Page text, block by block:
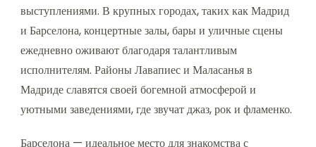
выступлениями. В крупных городах, таких как Мадрид
и Барселона, концертные залы, бары и уличные сцены
ежедневно оживают благодаря талантливым
исполнителям. Районы Лавапиес и Маласанья в
Мадриде славятся своей богемной атмосферой и
уютными заведениями, где звучат джаз, рок и фламенко.
Барселона — идеальное место для знакомства с